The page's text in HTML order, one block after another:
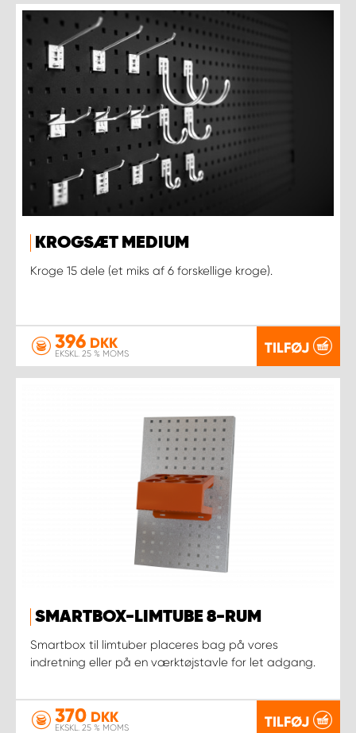
KROGSÆT MEDIUM
Kroge 15 dele (et miks af 6 forskellige kroge).
396 DKK
EKSKL. 25 % MOMS TILFØJ
SMARTBOX-LIMTUBE 8-RUM
Smartbox til limtuber placeres bag på vores
indretning eller på en værktøjstavle for let adgang.
370 DKK
EKSKL. 25 % MOMS TILFØJ